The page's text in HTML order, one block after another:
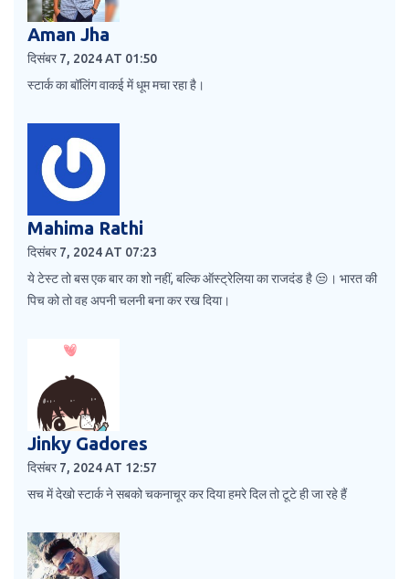
Aman Jha
दिसंबर 7, 2024 AT 01:50
स्टार्क का बॉलिंग वाकई में धूम मचा रहा है।
Mahima Rathi
दिसंबर 7, 2024 AT 07:23
ये टेस्ट तो बस एक बार का शो नहीं, बल्कि ऑस्ट्रेलिया का राजदंड है 😒। भारत की
पिच को तो वह अपनी चलनी बना कर रख दिया।
Jinky Gadores
दिसंबर 7, 2024 AT 12:57
सच में देखो स्टार्क ने सबको चकनाचूर कर दिया हमरे दिल तो टूटे ही जा रहे हैं